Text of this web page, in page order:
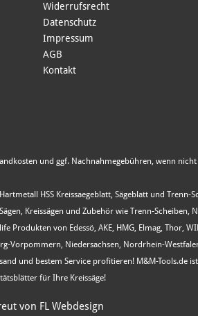
Widerrufsrecht
Datenschutz
Impressum
AGB
Kontakt
und ggf. Nachnahmegebühren, wenn
HSS Kreissaegeblatt, Sägeblatt und Trenn-
Kreissägen und Zubehör wie Trenn-Scheiben,
Produkten von Edessö, AKE, HMG, Elmag, Thor,
Niedersachsen, Nordrhein-
und bestem Service profitieren! M&M-Tools.de
für Ihre Kreissäge!
von FL Webdesign